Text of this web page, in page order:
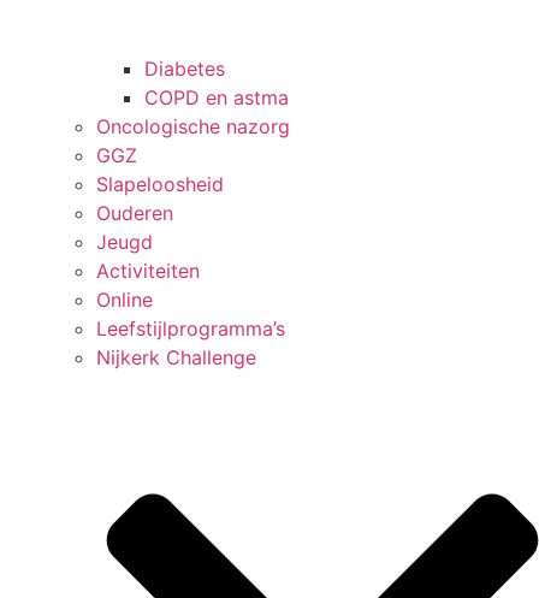
Diabetes
COPD en astma
Onco­logische nazorg
GGZ
Slapeloosheid
Ouderen
Jeugd
Activiteiten
Online
Leefstijl­programma’s
Nijkerk Challenge